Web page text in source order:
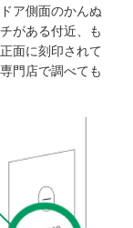
ア側面のかんぬ
がある付近、も
面に刻印されて
門店で調べても